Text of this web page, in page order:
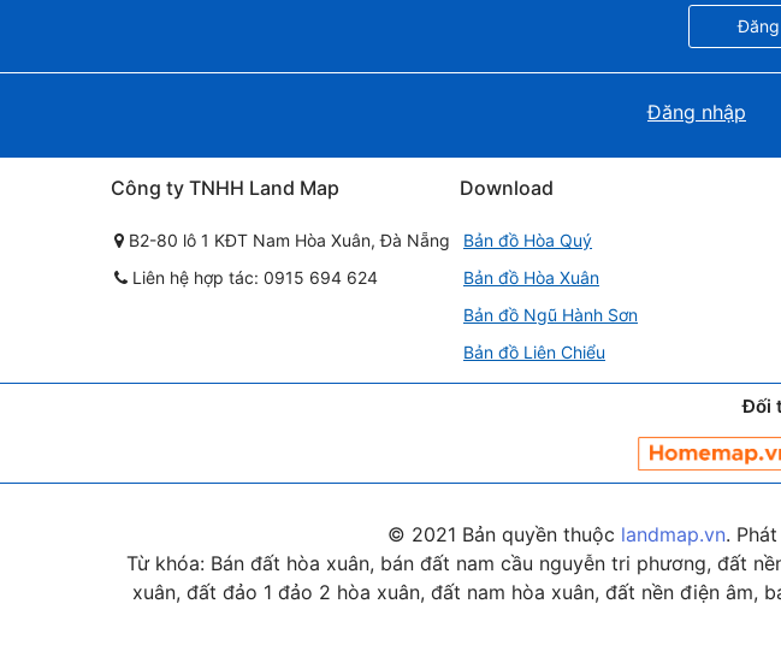
Đăng
Đăng nhập
Công ty TNHH Land Map
B2-80 lô 1 KĐT Nam Hòa Xuân, Đà Nẵng
Liên hệ hợp tác: 0915 694 624
Download
Bản đồ Hòa Quý
Bản đồ Hòa Xuân
Bản đồ Ngũ Hành Sơn
Bản đồ Liên Chiểu
Đối
© 2021 Bản quyền thuộc landmap.vn.
Từ khóa: Bán đất hòa xuân, bán đất nam cầu nguyễn tri phương, đất
xuân, đất đảo 1 đảo 2 hòa xuân, đất nam hòa xuân, đất nền điện